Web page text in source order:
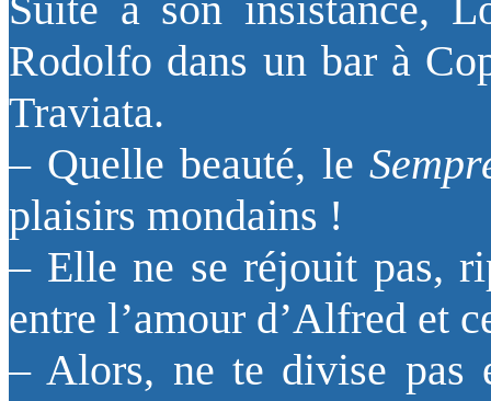
Rodolfo dans un bar à
Traviata.
– Quelle beauté, le
plaisirs mondains !
– Elle ne se réjouit pas,
entre l’amour d’Alfred et
– Alors, ne te divise pas